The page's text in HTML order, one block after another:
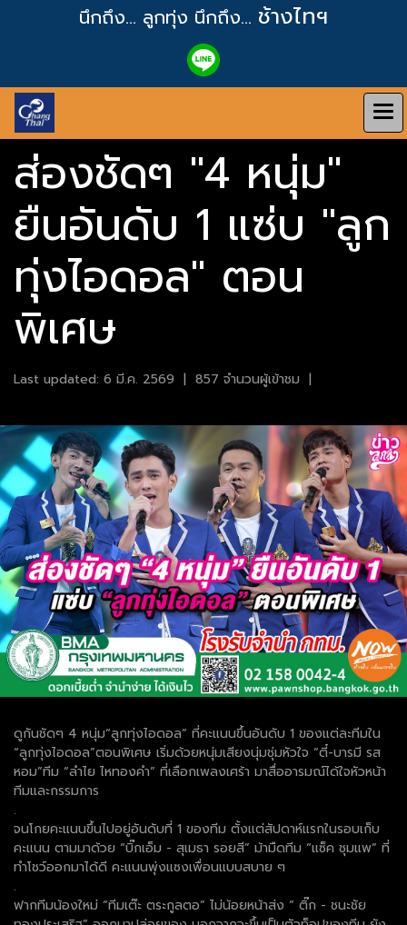
นึกถึง... ลูกทุ่ง นึกถึง... ช้างไทฯ
ส่องชัดๆ "4 หนุ่ม"
ยืนอันดับ 1 แซ่บ "ลูก
ทุ่งไอดอล" ตอน
พิเศษ
Last updated: 6 มี.ค. 2569 | 857 จำนวนผู้เข้าชม |
ดูกันชัดๆ 4 หนุ่ม“ลูกทุ่งไอดอล” ที่คะแนนขึ้นอันดับ 1 ของแต่ละทีมใน
“ลูกทุ่งไอดอล”ตอนพิเศษ เริ่มด้วยหนุ่มเสียงนุ่มชุ่มหัวใจ “ตี๋-บารมี รส
หอม”ทีม “ลำไย ไหทองคำ” ที่เลือกเพลงเศร้า มาสื่ออารมณ์ได้ใจหัวหน้า
ทีมและกรรมการ
.
จนโกยคะแนนขึ้นไปอยู่อันดับที่ 1 ของทีม ตั้งแต่สัปดาห์แรกในรอบเก็บ
คะแนน ตามมาด้วย “บิ๊กเอ็ม - สุเมธา รอยสี” ม้ามืดทีม “แซ็ค ชุมแพ” ที่
ทำโชว์ออกมาได้ดี คะแนนพุ่งแซงเพื่อนแบบสบาย ๆ
.
ฟากทีมน้องใหม่ “ทีมเต๊ะ ตระกูลตอ” ไม่น้อยหน้าส่ง “ ติ๊ก - ชนะชัย